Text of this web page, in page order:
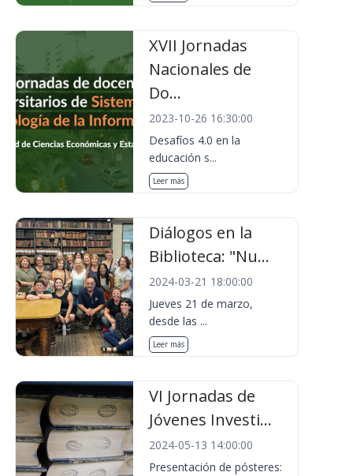
XVII Jornadas
Nacionales de
Do...
2023-10-26 16:30:00
Desafíos 4.0 en la
educación s...
Leer más
Diálogos en la
Biblioteca: "Nu...
2024-03-21 18:00:00
Jueves 21 de marzo,
desde las ...
Leer más
VI Jornadas de
Jóvenes Investi...
2024-05-13 14:00:00
Presentación de pósteres: